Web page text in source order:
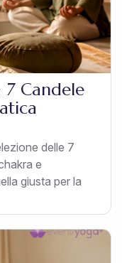
Candele
delle 7
e
giusta per la